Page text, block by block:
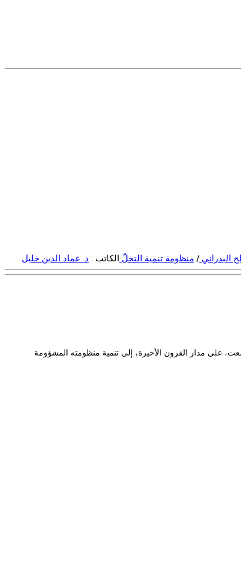
على مدار القرون الأخيرة، إلى تنمية منظومته المشؤومة
البدراني / منظومة تنمية التخلّ الكاتب : د. عماد الدين خليل